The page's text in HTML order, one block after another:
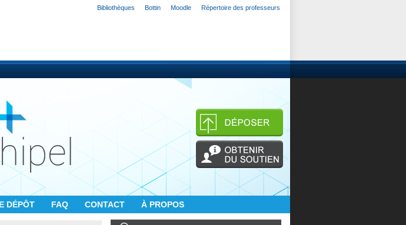
Bibliothèques Bottin Moodle Répertoire des professeurs
DÉPÔT FAQ CONTACT À PROPOS